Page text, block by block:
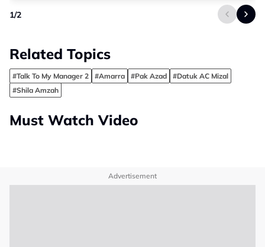
1/2
Related Topics
#Talk To My Manager 2 #Amarra #Pak Azad
#Datuk AC Mizal
#Shila Amzah
Must Watch Video
Advertisement